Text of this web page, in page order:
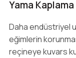
Yama
Daha endüstriyel
eğimlerin
reçineye kuvars